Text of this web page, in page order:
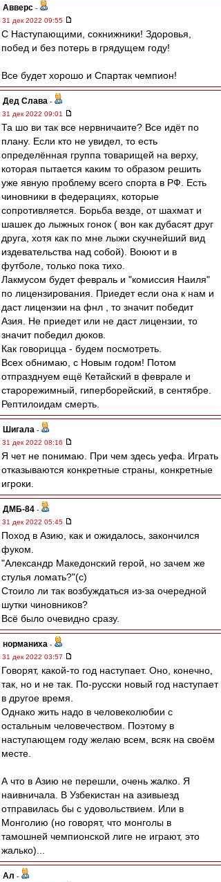
Авверс -
31 дек 2022 09:55
С Наступающими, сокнижники! Здоровья,
побед и без потерь в грядущем году!
Все будет хорошо и Спартак чемпион!
Дед Слава -
31 дек 2022 09:01
Та шо ви так все нервничаите? Все идёт по
плану. Если кто не увидел, то есть
определённая группа товарищей на верху,
которая пытается каким то образом решить
уже явную проблему всего спорта в РФ. Есть
чиновники в федерациях, которые
сопротивляется. Борьба везде, от шахмат и
шашек до лыжных гонок ( вон как дубасят друг
друга, хотя как по мне лыжи скучнейший вид
издевательства над собой). Воюют и в
футболе, только пока тихо.
Лакмусом будет февраль и "комиссия Наиля"
по лицензирования. Приедет если она к нам и
даст лицензии на фнл , то значит победит
Азия. Не приедет или не даст лицензии, то
значит победил дюков.
Как говорицца - будем посмотреть.
Всех обнимаю, с Новым годом! Потом
отпразднуем ещё Кетайский в феврале и
старорежимный, гиперборейский, в сентябре.
Рептилоидам смерть.
Шигала -
31 дек 2022 08:16
Я чет не понимаю. При чем здесь уефа. Играть
отказываются конкретные страны, конкретные
игроки.
ДМБ-84 -
31 дек 2022 05:45
Поход в Азию, как и ожидалось, закончился
фуком.
"Александр Македонский герой, но зачем же
стулья ломать?"(с)
Стоило ли так возбуждаться из-за очередной
шутки чиновников?
Всё было очевидно сразу.
норманиха -
31 дек 2022 03:57
Говорят, какой-то год наступает. Оно, конечно,
так, но и не так. По-русски новый год наступает
в другое время.
Однако жить надо в человеколюбии с
остальным человечеством. Поэтому в
наступающем году желаю всем, всяк на своём
месте.
А что в Азию не перешли, очень жалко. Я
наивничала. В Узбекистан на азивыезд
отправилась бы с удовольствием. Или в
Монголию (но говорят, что монголы в
тамошней чемпионской лиге не играют, это
жалько)...
Ал -